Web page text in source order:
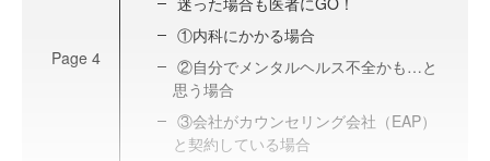
Page 4
①内科にかかる場合
②自分でメンタルヘルス不全かも…と
思う場合
③会社がカウンセリング会社（EAP）
と契約している場合